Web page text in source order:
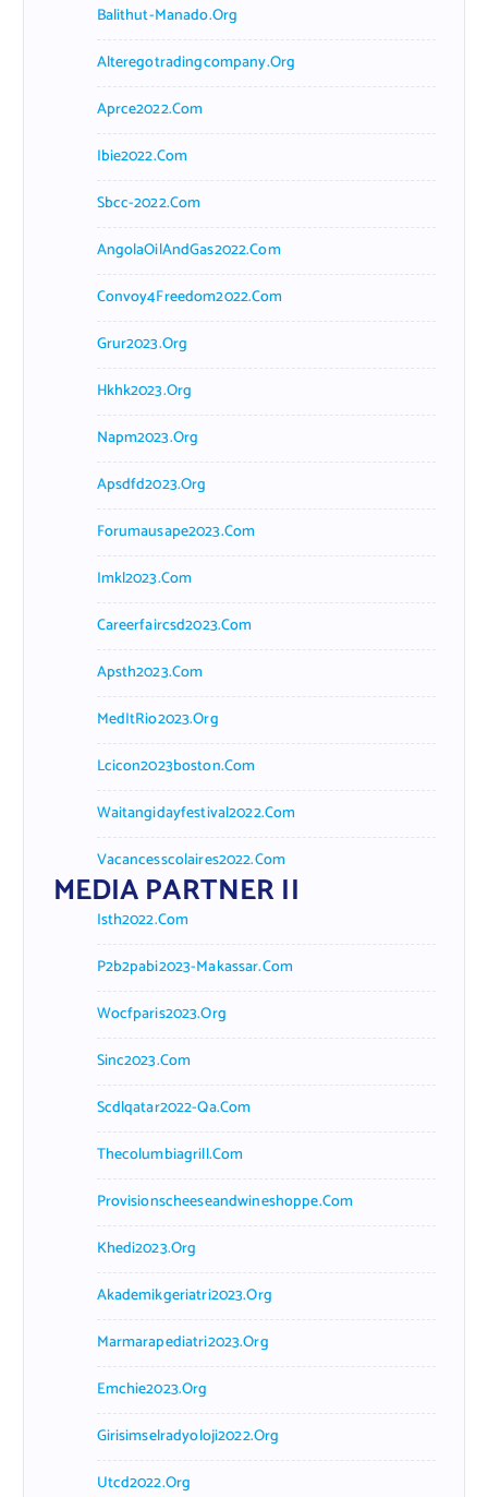
Balithut-Manado.org
Alteregotradingcompany.org
Aprce2022.com
Ibie2022.com
Sbcc-2022.com
AngolaOilAndGas2022.com
Convoy4Freedom2022.com
Grur2023.org
Hkhk2023.org
Napm2023.org
Apsdfd2023.org
Forumausape2023.com
Imkl2023.com
Careerfaircsd2023.com
Apsth2023.com
MedItRio2023.org
Lcicon2023boston.com
Waitangidayfestival2022.com
Vacancesscolaires2022.com
MEDIA PARTNER II
Isth2022.com
P2b2pabi2023-Makassar.com
Wocfparis2023.org
Sinc2023.com
Scdlqatar2022-Qa.com
Thecolumbiagrill.com
Provisionscheeseandwineshoppe.com
Khedi2023.org
Akademikgeriatri2023.org
Marmarapediatri2023.org
Emchie2023.org
Girisimselradyoloji2022.org
Utcd2022.org